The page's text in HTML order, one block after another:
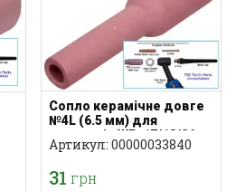
Сопло керамічне довге
№4L (6.5 мм) для
пальників WP-17/18/26
Артикул: 00000033840
31 грн